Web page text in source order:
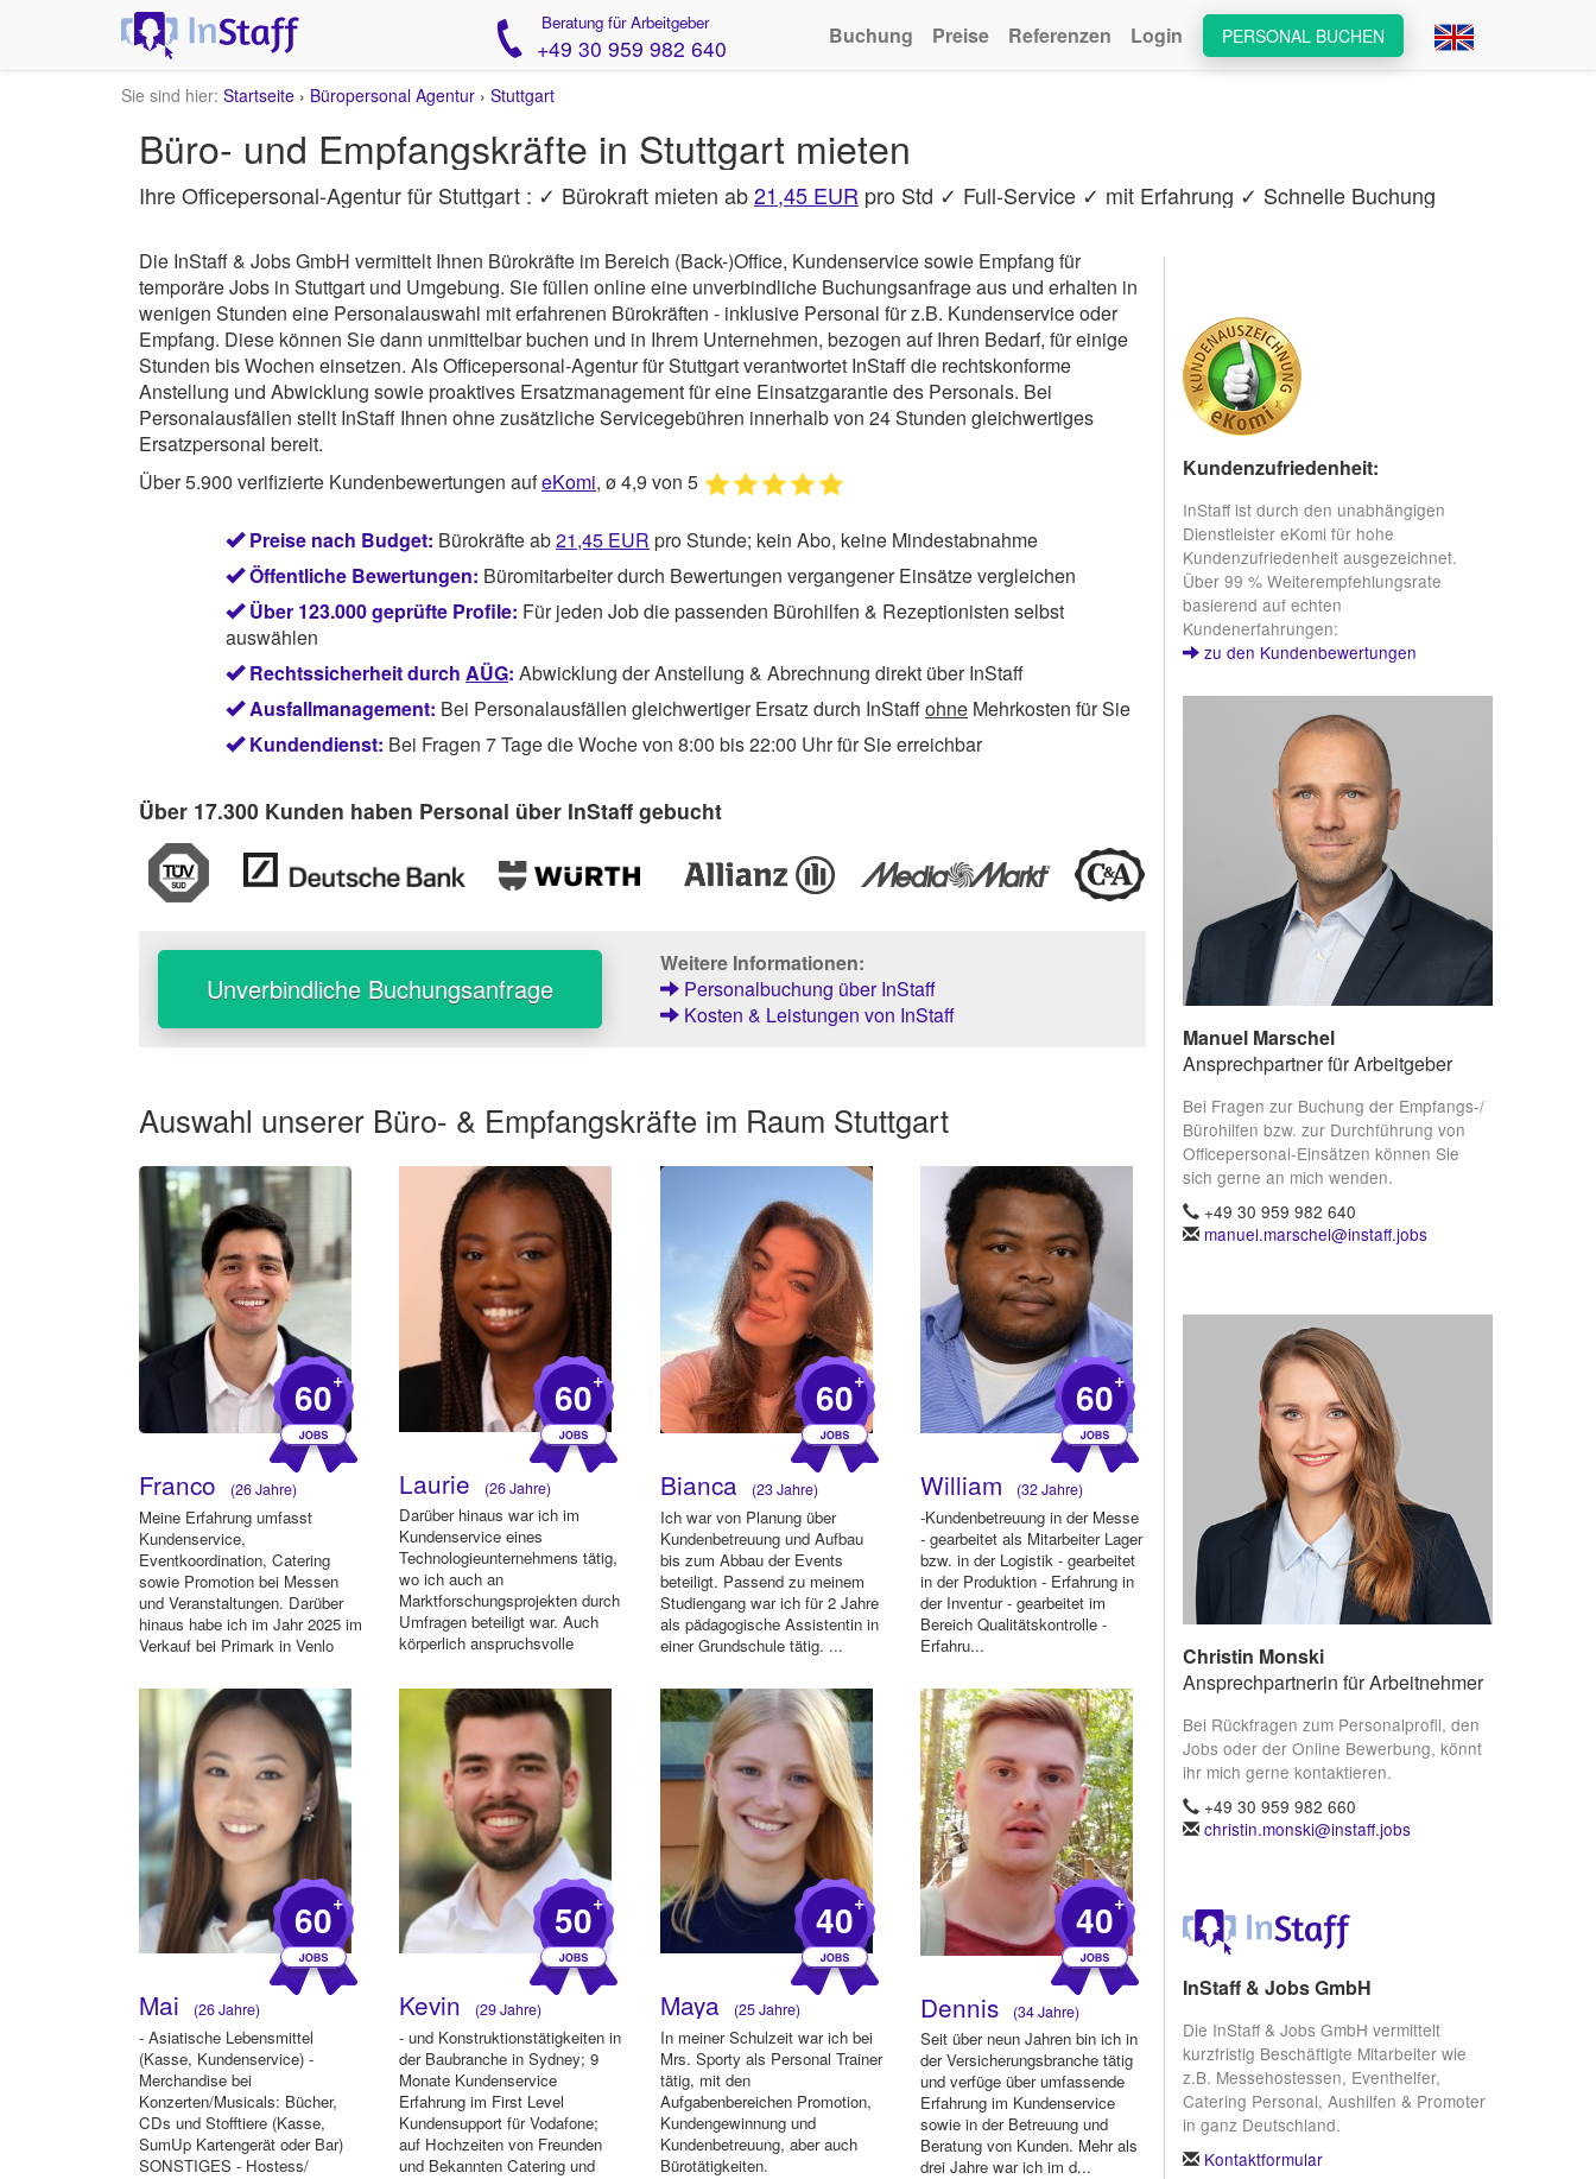
Beratung für Arbeitgeber
+49 30 959 982 640 PERSONAL BUCHEN
Buchung Preise Referenzen Login
Sie sind hier: Startseite › Büropersonal Agentur › Stuttgart
Büro- und Empfangskräfte in Stuttgart mieten
Ihre Officepersonal-Agentur für Stuttgart : ✓ Bürokraft mieten ab21,45 EUR pro Std ✓ Full-Service ✓ mit Erfahrung ✓ Schnelle Buchung
Die InStaff & Jobs GmbH vermittelt Ihnen Bürokräfte im Bereich (Back-)Office, Kundenservice sowie Empfang für
temporäre Jobs in Stuttgart und Umgebung. Sie füllen online eine unverbindliche Buchungsanfrage aus und erhalten in
wenigen Stunden eine Personalauswahl mit erfahrenen Bürokräften - inklusive Personal für z.B. Kundenservice oder
Empfang. Diese können Sie dann unmittelbar buchen und in Ihrem Unternehmen, bezogen auf Ihren Bedarf, für einige
Stunden bis Wochen einsetzen. Als Officepersonal-Agentur für Stuttgart verantwortet InStaffdie rechtskonforme
Anstellung und Abwicklung sowie proaktives Ersatzmanagement für eine Einsatzgarantie des Personals. Bei
Personalausfällen stellt InStaff Ihnen ohne zusätzliche Servicegebühren innerhalb von 24 Stunden gleichwertiges
Ersatzpersonal bereit.
Über 5.900 verifizierte Kundenbewertungen aufeKomi, ø 4,9 von 5
Preise nach Budget: Bürokräfte ab21,45 EUR pro Stunde; kein Abo, keine Mindestabnahme
Öffentliche Bewertungen: Büromitarbeiter durch Bewertungen vergangener Einsätze vergleichen
Über 123.000 geprüfte Profile: Für jeden Job die passenden Bürohilfen & Rezeptionisten selbst
auswählen
Rechtssicherheit durchAÜG: Abwicklung der Anstellung & Abrechnung direkt über InStaff
Ausfallmanagement: Bei Personalausfällen gleichwertiger Ersatz durch InStaffohne Mehrkosten für Sie
Kundendienst: Bei Fragen 7 Tage die Woche von 8:00 bis 22:00 Uhr für Sie erreichbar
Über 17.300 Kunden haben Personal über InStaff gebucht
Unverbindliche Buchungsanfrage
Weitere Informationen:
Personalbuchung über InStaff
Kosten & Leistungen von InStaff
Auswahl unserer Büro- & Empfangskräfte im Raum Stuttgart
60+
Franco (26 Jahre)
Meine Erfahrung umfasst
Kundenservice,
Eventkoordination, Catering
sowie Promotion bei Messen
und Veranstaltungen. Darüber
hinaus habe ich im Jahr 2025 im
Verkauf bei Primark in Venlo
60+
Laurie (26 Jahre)
Darüber hinaus war ich im
Kundenservice eines
Technologieunternehmens tätig,
wo ich auch an
Marktforschungsprojekten durch
Umfragen beteiligt war. Auch
körperlich anspruchsvolle
60+
Bianca (23 Jahre)
Ich war von Planung über
Kundenbetreuung und Aufbau
bis zum Abbau der Events
beteiligt. Passend zu meinem
Studiengang war ich für 2 Jahre
als pädagogische Assistentin in
einer Grundschule tätig. ...
60+
William (32 Jahre)
-Kundenbetreuung in der Messe
- gearbeitet als Mitarbeiter Lager
bzw. in der Logistik - gearbeitet
in der Produktion - Erfahrung in
der Inventur - gearbeitet im
Bereich Qualitätskontrolle -
Erfahru...
60+
Mai (26 Jahre)
- Asiatische Lebensmittel
(Kasse, Kundenservice) -
Merchandise bei
Konzerten/Musicals: Bücher,
CDs und Stofftiere (Kasse,
SumUp Kartengerät oder Bar)
SONSTIGES - Hostess/
50+
Kevin (29 Jahre)
- und Konstruktionstätigkeiten in
der Baubranche in Sydney; 9
Monate Kundenservice
Erfahrung im First Level
Kundensupport für Vodafone;
auf Hochzeiten von Freunden
und Bekannten Catering und
40+
Maya (25 Jahre)
In meiner Schulzeit war ich bei
Mrs. Sporty als Personal Trainer
tätig, mit den
Aufgabenbereichen Promotion,
Kundengewinnung und
Kundenbetreuung, aber auch
Bürotätigkeiten.
40+
Dennis (34 Jahre)
Seit über neun Jahren bin ich in
der Versicherungsbranche tätig
und verfüge über umfassende
Erfahrung im Kundenservice
sowie in der Betreuung und
Beratung von Kunden. Mehr als
drei Jahre war ich im d...
Kundenzufriedenheit:
InStaff ist durch den unabhängigen
Dienstleister eKomi für hohe
Kundenzufriedenheit ausgezeichnet.
Über 99 % Weiterempfehlungsrate
basierend auf echten
Kundenerfahrungen:
zu den Kundenbewertungen
Manuel Marschel
Ansprechpartner für Arbeitgeber
Bei Fragen zur Buchung der Empfangs-/
Bürohilfen bzw. zur Durchführung von
Officepersonal-Einsätzen können Sie
sich gerne an mich wenden.
+49 30 959 982 640
manuel.marschel@instaff.jobs
Christin Monski
Ansprechpartnerin für Arbeitnehmer
Bei Rückfragen zum Personalprofil, den
Jobs oder der Online Bewerbung, könnt
ihr mich gerne kontaktieren.
+49 30 959 982 660
christin.monski@instaff.jobs
InStaff & Jobs GmbH
Die InStaff & Jobs GmbH vermittelt
kurzfristig Beschäftigte Mitarbeiter wie
z.B. Messehostessen, Eventhelfer,
Catering Personal, Aushilfen & Promoter
in ganz Deutschland.
Kontaktformular